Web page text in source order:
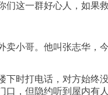
们这一群好心人，如果
卖小哥。他叫张志华，
下时打电话，对方始终
口，但隐约听到屋内有